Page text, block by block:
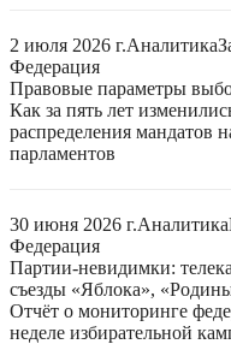
2 июля 2026 г.Аналитика
Федерация
Правовые параметры
Как за пять лет
распределения мандатов
парламентов
30 июня 2026 г.Аналитика
Федерация
Партии-невидимки:
съезды «Яблока»,
Отчёт о мониторинге
неделе избирательной